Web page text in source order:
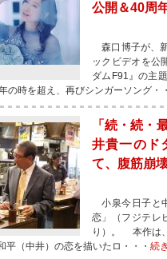
公開＆40周
森口博子が、
ックビデオを公
ダムF91』の主
の時を超え、再びシンガーソング・
「続・続・
井貴一のド
て、腹筋崩
小泉今日子と
恋」（フジテレ
り）。 本作は
平（中井）の恋を描いたロ・・・ 続